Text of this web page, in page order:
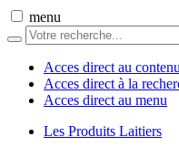
menu
Acces direct au contenu
Acces direct à la
Acces direct au menu
Les Produits Laitiers